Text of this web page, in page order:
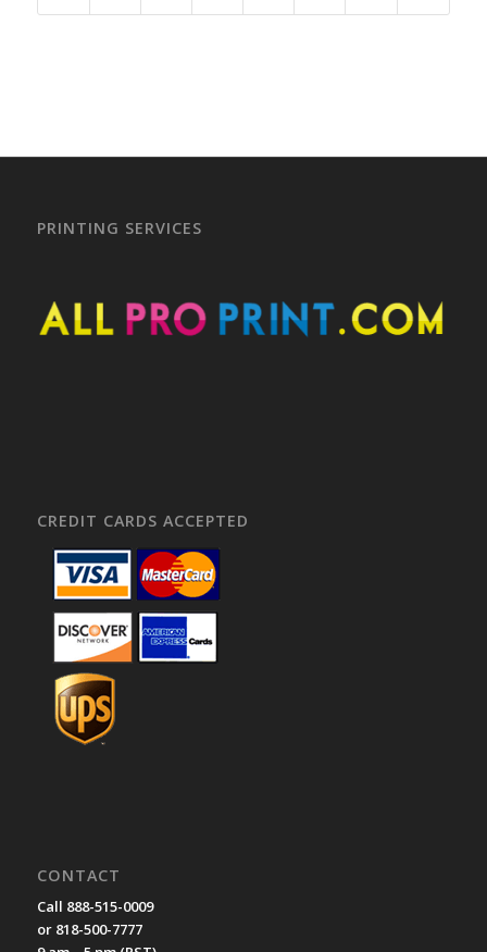
PRINTING SERVICES
CREDIT CARDS ACCEPTED
CONTACT
Call 888-515-0009
or 818-500-7777